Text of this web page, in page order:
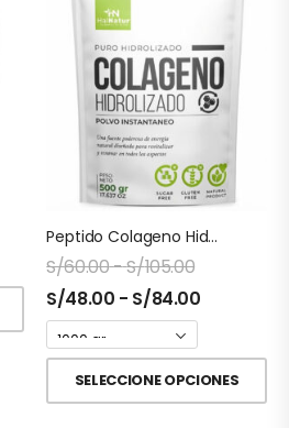
Peptido Colageno Hidrolizado Puro Halnatur Doypack
S/60.00-S/105.00
S/48.00 - S/84.00
SELECCIONE OPCIONES